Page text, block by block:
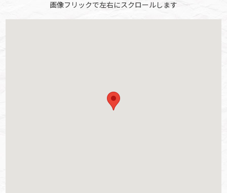
画像フリックで左右にスクロールします